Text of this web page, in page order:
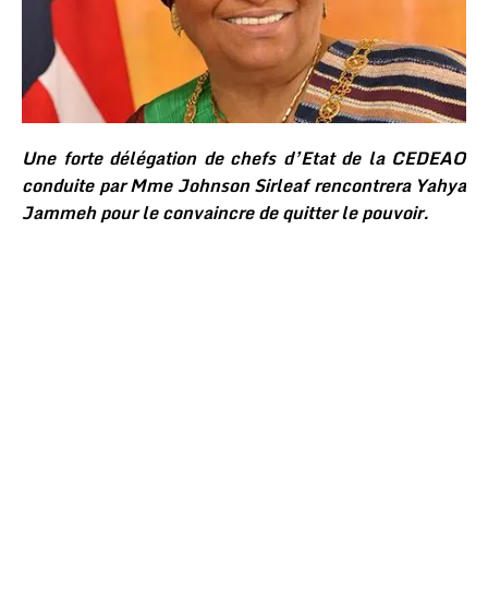
Une forte délégation de chefs d’Etat de la CEDEAO
conduite par Mme Johnson Sirleaf rencontrera Yahya
Jammeh pour le convaincre de quitter le pouvoir.